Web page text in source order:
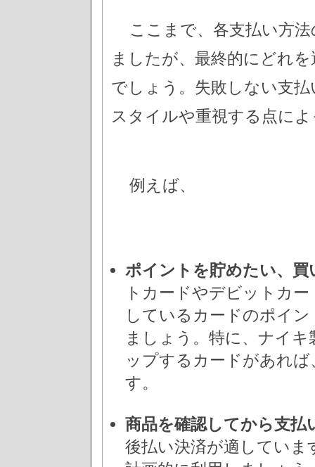
ここまで、各支払い方
ましたが、最終的にどれ
でしょう。失敗しない支
スタイルや重視する点に
例えば、
ポイントを貯めたい、買
トカードやデビットカ
しているカードのポイ
ましょう。特に、ナイ
ップするカードがあれ
す。
商品を確認してから支払
後払い決済が適していま